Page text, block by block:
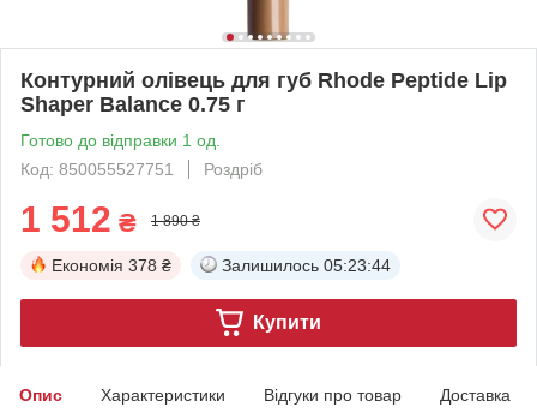
Контурний олівець для губ Rhode Peptide Lip
Shaper Balance 0.75 г
Готово до відправки 1 од.
Код: 850055527751
Роздріб
1 512 ₴ 1 890 ₴
Економія 378 ₴ Залишилось 05:23:43
Купити
Опис Характеристики Відгуки про товар Доставка